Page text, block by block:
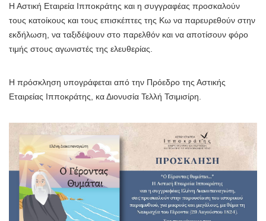
Η Αστική Εταιρεία Ιπποκράτης και η συγγραφέας προσκαλούν
τους κατοίκους και τους επισκέπτες της Κω να παρευρεθούν στην
εκδήλωση, να ταξιδέψουν στο παρελθόν και να αποτίσουν φόρο
τιμής στους αγωνιστές της ελευθερίας.
Η πρόσκληση υπογράφεται από την Πρόεδρο της Αστικής
Εταιρείας Ιπποκράτης, κα Διονυσία Τελλή Τσιμισίρη.